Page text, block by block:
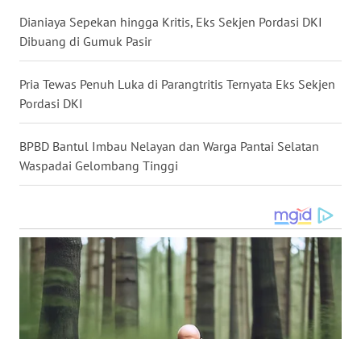
Dianiaya Sepekan hingga Kritis, Eks Sekjen Pordasi DKI
Dibuang di Gumuk Pasir
Pria Tewas Penuh Luka di Parangtritis Ternyata Eks Sekjen
Pordasi DKI
BPBD Bantul Imbau Nelayan dan Warga Pantai Selatan
Waspadai Gelombang Tinggi
WN
KALTARA
WN
KALSEL
WN
KALTIM
SULSEL
WN
GORONTALO